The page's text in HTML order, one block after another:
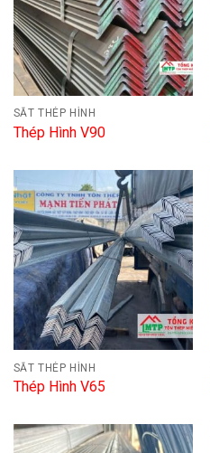
SẮT THÉP HÌNH
Thép Hình V90
SẮT THÉP HÌNH
Thép Hình V65